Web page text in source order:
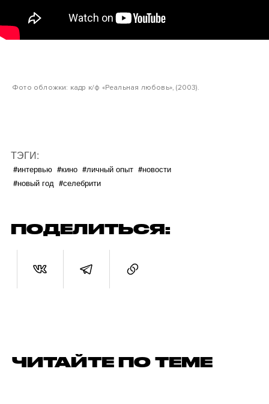
Фото обложки: кадр к/ф «Реальная любовь», (2003).
ТЭГИ:
#интервью #кино #личный опыт #новости
#новый год #селебрити
ПОДЕЛИТЬСЯ:
ЧИТАЙТЕ ПО ТЕМЕ